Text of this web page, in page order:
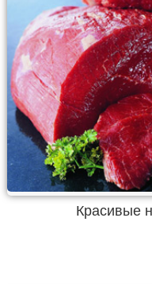
Красивые